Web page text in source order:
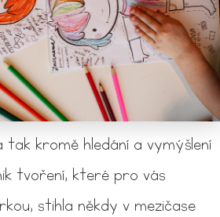
tak kromě hledání a vymýšlení
tvoření, které pro vás
stihla někdy v mezičase